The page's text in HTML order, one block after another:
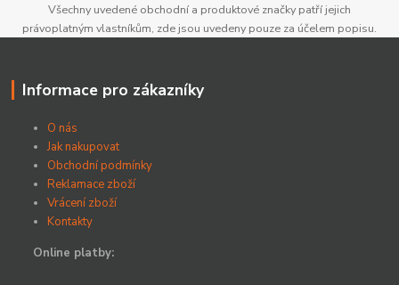
Všechny uvedené obchodní a produktové značky patří jejich
právoplatným vlastníkům, zde jsou uvedeny pouze za účelem popisu.
Informace pro zákazníky
O nás
Jak nakupovat
Obchodní podmínky
Reklamace zboží
Vrácení zboží
Kontakty
Online platby: